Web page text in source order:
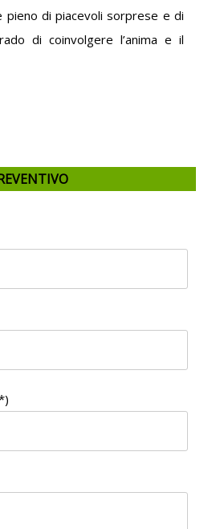
pieno di piacevoli sorprese e di
di coinvolgere l’anima e il